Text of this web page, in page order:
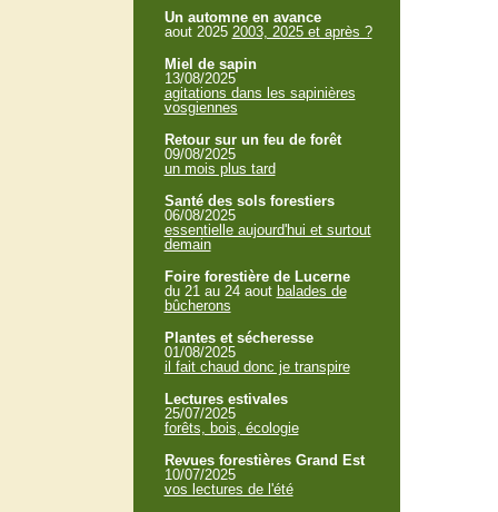
Un automne en avance
aout 2025 2003, 2025 et après ?
Miel de sapin
13/08/2025
agitations dans les sapinières
vosgiennes
Retour sur un feu de forêt
09/08/2025
un mois plus tard
Santé des sols forestiers
06/08/2025
essentielle aujourd'hui et surtout
demain
Foire forestière de Lucerne
du 21 au 24 aout balades de
bûcherons
Plantes et sécheresse
01/08/2025
il fait chaud donc je transpire
Lectures estivales
25/07/2025
forêts, bois, écologie
Revues forestières Grand Est
10/07/2025
vos lectures de l'été